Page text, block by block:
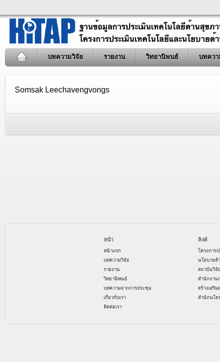
บทความวิจัย รายงาน วิทยานิพนธ์ บทควา
Somsak Leechavengvongs
หน้า
หน้าแรก
บทความวิจัย
รายงาน
วิทยานิพนธ์
บทความจากการประชุม
เกี่ยวกับเรา
ติดต่อเรา
ลิงค์
โครงการ
นโยบายด้
สถาบันวิจั
สำนักงาน
สร้างเสริ
สำนักนโย